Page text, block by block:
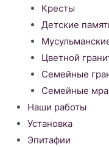
Кресты
Детские
Цветной
Семейные
Семейные
Наши работы
Установка
Эпитафии